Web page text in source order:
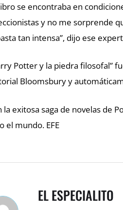
se encontraba en
y no me sorprende
tan intensa”, dijo ese
Potter y la piedra filosofal”
Bloomsbury y
la exitosa saga de novelas de
el mundo. EFE
EL ESPECIALITO